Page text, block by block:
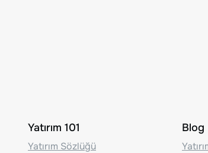
Yatırım 101
Yatırım Sözlüğü
Blog